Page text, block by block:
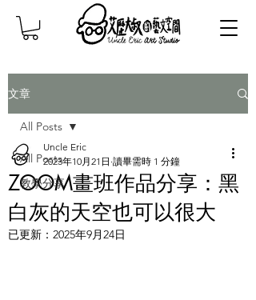
文章
All Posts
教學分享
All Posts
ZOOM畫班作品分享：黑
白灰的天空也可以很大
Uncle Eric
2023年10月21日 讀畢需時 1 分鐘
已更新： 2025年9月24日